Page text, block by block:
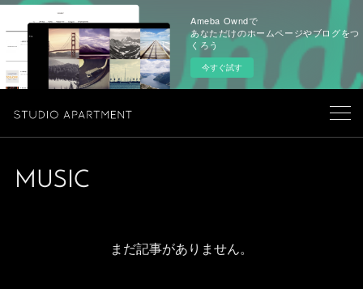
Ameba Owndで
あなただけのホームページやブログをつ
くろう
今すぐ試す
MUSIC
まだ記事がありません。